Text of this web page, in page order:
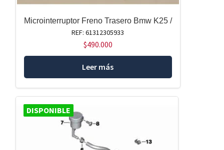
Microinterruptor Freno Trasero Bmw K25 /
REF: 61312305933
$490.000
Leer más
DISPONIBLE